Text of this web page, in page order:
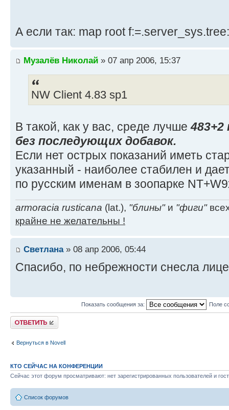
А если так: map root
Музалёв Николай » 07 апр 2006, 15:37
NW Client 4.83 sp1
В такой, как у вас, среде лучше
без последующих добавок.
Если нет острых показаний иметь
указанный - наиболее стабилен и
по русским именам в зоопарке
armoracia rusticana (lat.), "блины"и "фиги"
крайне не желательны !
Светлана» 08 апр 2006, 05:44
Спасибо, по небрежности снесла
Показать сообщения за: Поле
Ответить
Вернуться в Novell
КТО СЕЙЧАС НА КОНФЕРЕНЦИИ
Сейчас этот форум просматривают: нет зарегистрированных пользователей и
Список форумов